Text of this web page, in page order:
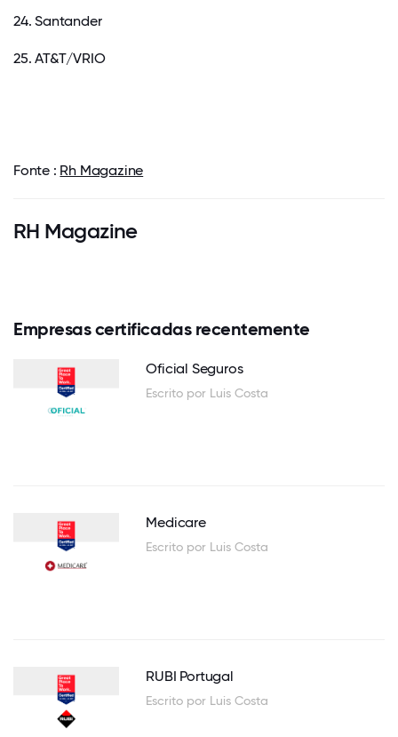
24. Santander
25. AT&T/VRIO
Fonte : Rh Magazine
RH Magazine
Empresas certificadas recentemente
Oficial Seguros
Escrito por Luis Costa
Medicare
Escrito por Luis Costa
RUBI Portugal
Escrito por Luis Costa